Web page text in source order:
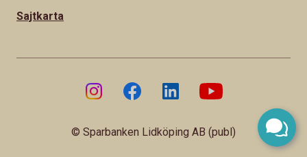
Sajtkarta
© Sparbanken Lidköping AB (publ)